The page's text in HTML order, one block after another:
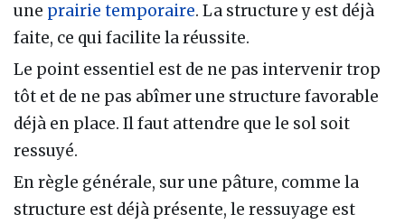
une prairie temporaire. La structure y est déjà
faite, ce qui facilite la réussite.
Le point essentiel est de ne pas intervenir trop
tôt et de ne pas abîmer une structure favorable
déjà en place. Il faut attendre que le sol soit
ressuyé.
En règle générale, sur une pâture, comme la
structure est déjà présente, le ressuyage est